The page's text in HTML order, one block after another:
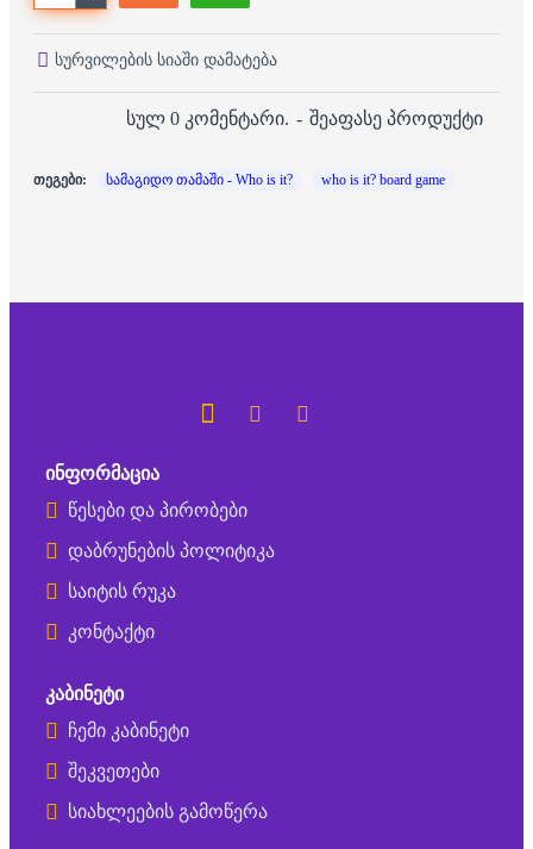
სულ 0 კომენტარი. - შეაფასე პროდუქტი
სურვილების სიაში დამატება
თეგები: სამაგიდო თამაში - Who is it? who is it? board game
ᲘᲜᲤᲝᲠᲛᲐᲪᲘᲐ
წესები და პირობები
დაბრუნების პოლიტიკა
საიტის რუკა
კონტაქტი
ᲙᲐᲑᲘᲜᲔᲢᲘ
ჩემი კაბინეტი
შეკვეთები
სიახლეების გამოწერა